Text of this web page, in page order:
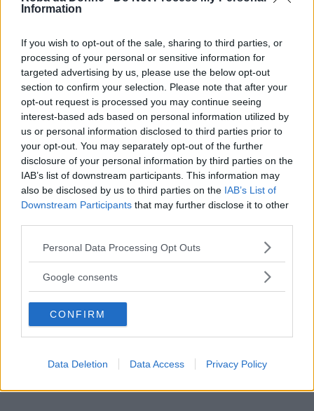
Information
If you wish to opt-out of the sale, sharing to third parties, or
processing of your personal or sensitive information for
targeted advertising by us, please use the below opt-out
section to confirm your selection. Please note that after your
opt-out request is processed you may continue seeing
interest-based ads based on personal information utilized by
us or personal information disclosed to third parties prior to
your opt-out. You may separately opt-out of the further
disclosure of your personal information by third parties on the
IAB’s list of downstream participants. This information may
also be disclosed by us to third parties on the IAB’s List of
Downstream Participants that may further disclose it to other
Please note that this website/app uses one or more Google
not limited to your visit or usage behaviour. You may click to
use your data for below specified purposes in below Google
consent section.
Personal Data Processing Opt Outs
Google consents
CONFIRM
Data Deletion Data Access Privacy Policy
insieme. Penso che per moltissime donne
sia così.
Frasi Sulla Ginnastica
Di Ilona Staller